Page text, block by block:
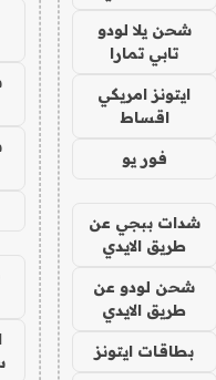
شحن يلا لودو
تابي تمارا
ايتونز امريكي
اقساط
فور يو
شدات ببجي عن
طريق الايدي
شحن لودو عن
طريق الايدي
بطاقات ايتونز